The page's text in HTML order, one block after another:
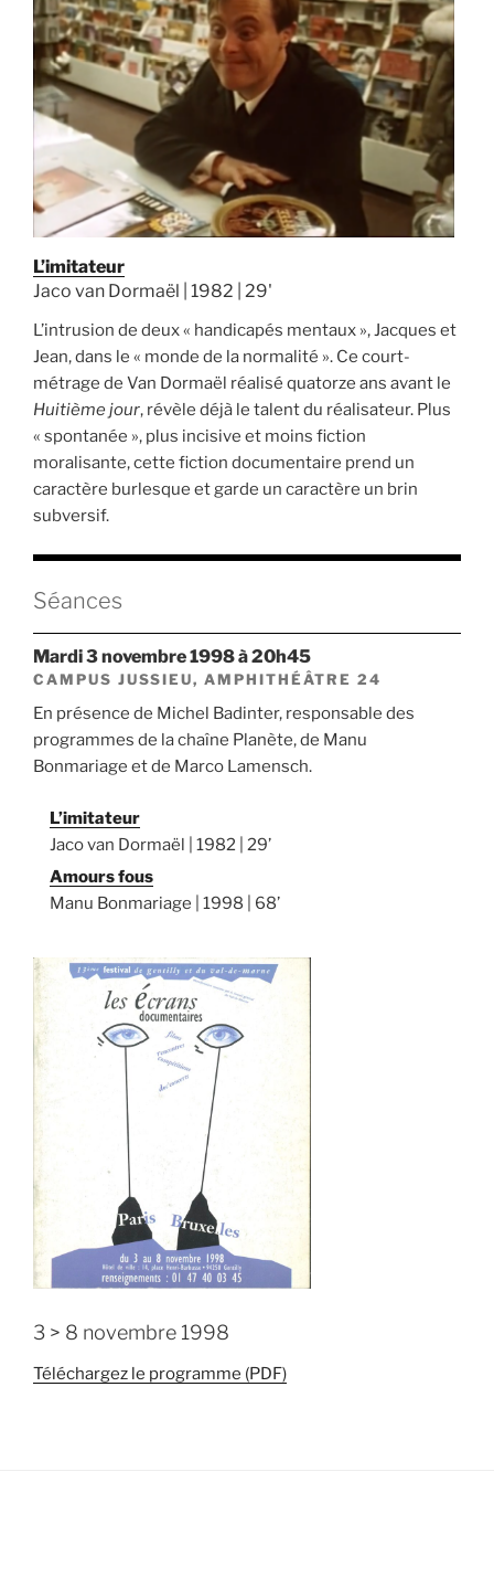
L’imitateur
Jaco van Dormaël | 1982 | 29'
L’intrusion de deux « handicapés mentaux », Jacques et
Jean, dans le « monde de la normalité ». Ce court-
métrage de Van Dormaël réalisé quatorze ans avant le
Huitième jour, révèle déjà le talent du réalisateur. Plus
« spontanée », plus incisive et moins fiction
moralisante, cette fiction documentaire prend un
caractère burlesque et garde un caractère un brin
subversif.
Séances
mardi 3 novembre 1998 à 20h45
CAMPUS JUSSIEU, AMPHITHÉÂTRE 24
En présence de Michel Badinter, responsable des
programmes de la chaîne Planète, de Manu
Bonmariage et de Marco Lamensch.
L’imitateur
Jaco van Dormaël | 1982 | 29’
Amours fous
Manu Bonmariage | 1998 | 68’
3 > 8 novembre 1998
Téléchargez le programme (PDF)